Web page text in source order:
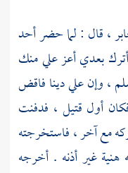
،قال : لما حضرأحد
أترك بعدي أعز علي منك
، وإن علي دينا فاقض
أول قتيل ، فدفنت
مع آخر ، فاستخرجته
غير أذنه . أخرجه